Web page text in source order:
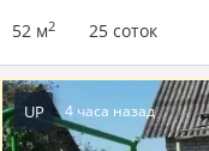
52 м2 25 соток
UP 4 часа назад